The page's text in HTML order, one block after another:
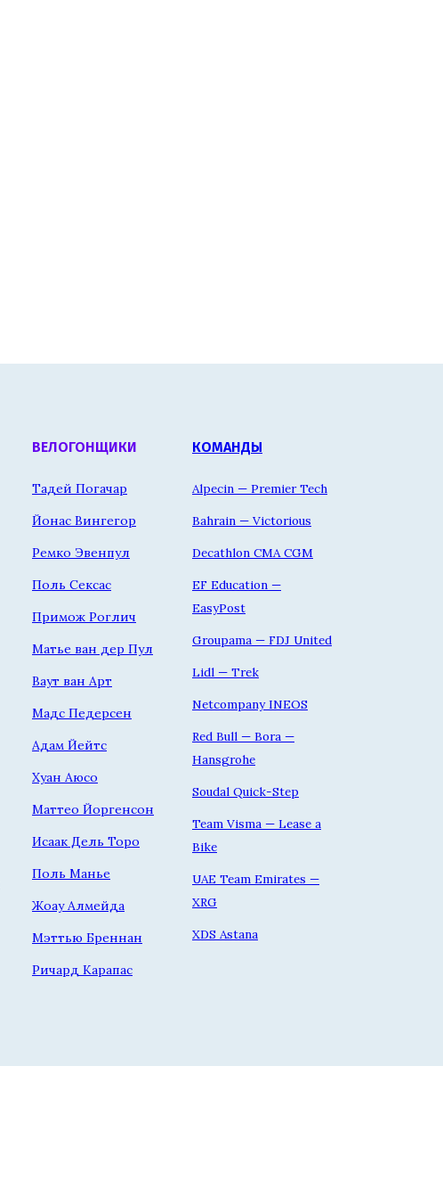
ВЕЛОГОНЩИКИ
Тадей Погачар
Йонас Вингегор
Ремко Эвенпул
Поль Сексас
Примож Роглич
Матье ван дер Пул
Ваут ван Арт
Мадс Педерсен
Адам Йейтс
Хуан Аюсо
Маттео Йоргенсон
Исаак Дель Торо
Поль Манье
Жоау Алмейда
Мэттью Бреннан
Ричард Карапас
КОМАНДЫ
Alpecin — Premier Tech
Bahrain — Victorious
Decathlon CMA CGM
EF Education —
EasyPost
Groupama — FDJ United
Lidl — Trek
Netcompany INEOS
Red Bull — Bora —
Hansgrohe
Soudal Quick-Step
Team Visma — Lease a
Bike
UAE Team Emirates —
XRG
XDS Astana